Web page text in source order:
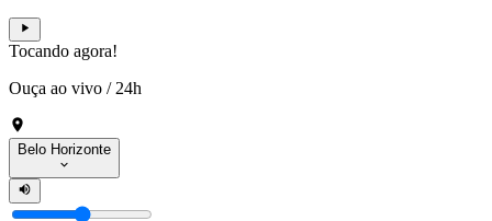
Tocando agora!
Ouça ao vivo / 24h
Belo Horizonte